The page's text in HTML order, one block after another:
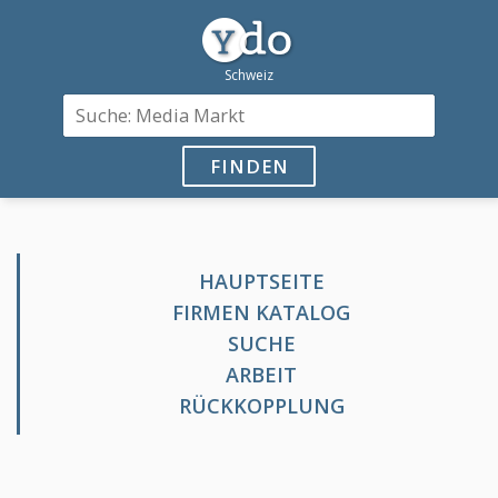
FINDEN
HAUPTSEITE
FIRMEN KATALOG
SUCHE
ARBEIT
RÜCKKOPPLUNG